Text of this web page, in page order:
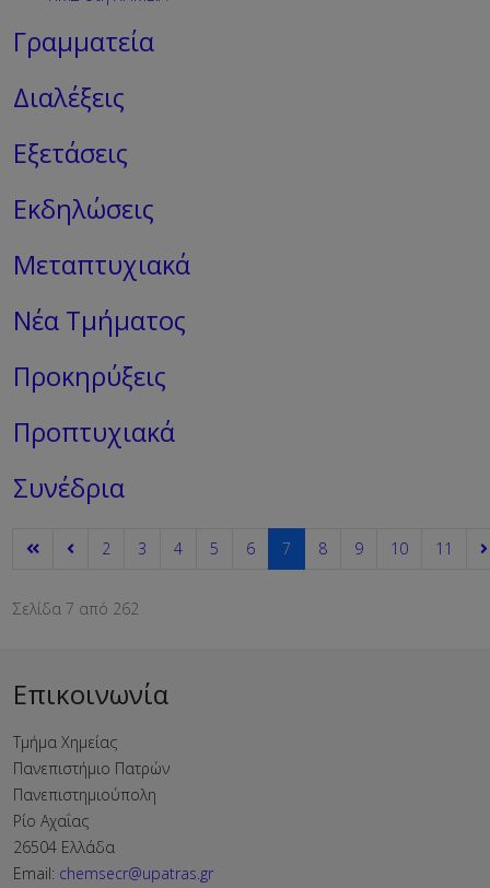
Γραμματεία
Διαλέξεις
Εξετάσεις
Εκδηλώσεις
Μεταπτυχιακά
Νέα Τμήματος
Προκηρύξεις
Προπτυχιακά
Συνέδρια
2 3 4 5 6 7 8 9 10 11
Σελίδα 7 από 262
Επικοινωνία
Τμήμα Χημείας
Πανεπιστήμιο Πατρών
Πανεπιστημιούπολη
Ρίο Αχαΐας
26504 Ελλάδα
Email: chemsecr@upatras.gr